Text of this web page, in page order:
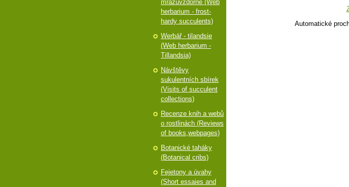
Automatické
mrazuvzdorné (Web
herbarium - frost-
hardy succulents)
Werbář - tilandsie
(Web herbarium -
Tillandsia)
Návštěvy
sukulentních sbírek
(Visits of succulent
collections)
Recenze knih a webů
o rostlinách (Reviews
of books,webpages)
Botanické taháky
(Botanical cribs)
Fejetony a úvahy
(Short essaies and